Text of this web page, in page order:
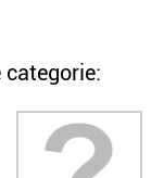
categorie: